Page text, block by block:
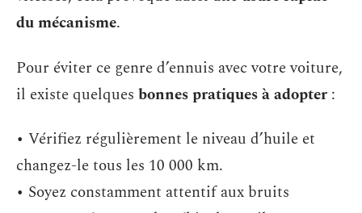
du mécanisme.
Pour éviter ce genre d’ennuis avec votre voiture,
il existe quelques bonnes pratiques à adopter :
• Vérifiez régulièrement le niveau d’huile et
changez-le tous les 10 000 km.
• Soyez constamment attentif aux bruits